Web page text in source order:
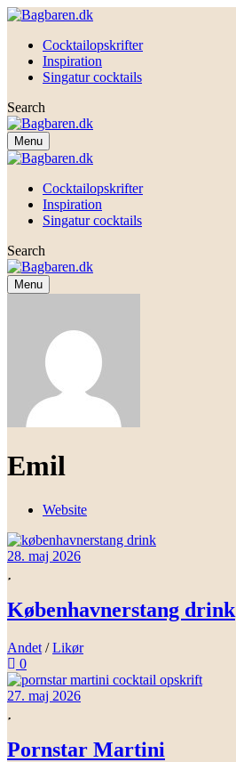
Cocktailopskrifter
Inspiration
Singatur cocktails
Search
Menu
Cocktailopskrifter
Inspiration
Singatur cocktails
Search
Menu
Emil
Website
28. maj 2026
Københavnerstang drink
Andet /Likør
0
27. maj 2026
Pornstar Martini